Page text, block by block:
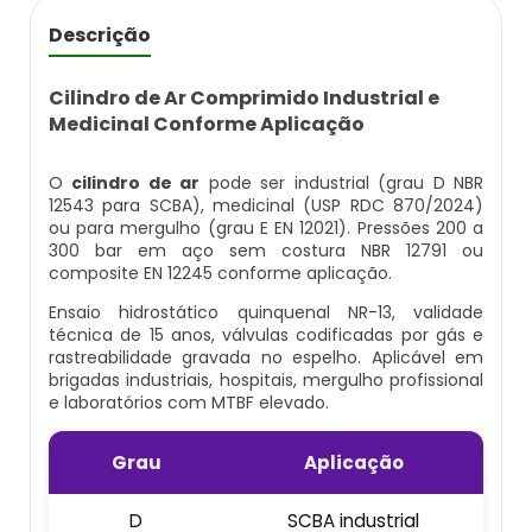
Equipamento Autônomo
Equipamento Autônomo De Proteção
Respiratória
Máscara Autônoma Com Cilindro De
Oxigenio
Equipamento De Respiração Autônoma
Cilindro De Oxigênio Com Máscara
Aluguel Cilindro De Oxigênio Hospitalar
Ar Respirável Cilindro
Cilindro Ar Respirável
Cilindro De Ar Comprimido Hospitalar
Cilindro De Ar Comprimido Mergulho
Respirador De Ar Mandado
Ar Mandado A Venda
Ar Mandado Onde Encontrar
Ar Mandado Preço
Ar Mandado Valor
Descrição
Cilindro de Ar Comprimido Industrial e
Medicinal Conforme Aplicação
O cilindro de ar pode ser industrial (grau D NBR
12543 para SCBA), medicinal (USP RDC 870/2024)
ou para mergulho (grau E EN 12021). Pressões 200 a
300 bar em aço sem costura NBR 12791 ou
composite EN 12245 conforme aplicação.
Ensaio hidrostático quinquenal NR-13, validade
técnica de 15 anos, válvulas codificadas por gás e
rastreabilidade gravada no espelho. Aplicável em
brigadas industriais, hospitais, mergulho profissional
e laboratórios com MTBF elevado.
Grau Aplicação
D SCBA industrial